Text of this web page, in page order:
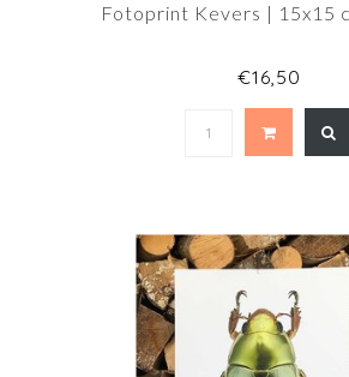
Fotoprint Kevers | 15x15
€16,50